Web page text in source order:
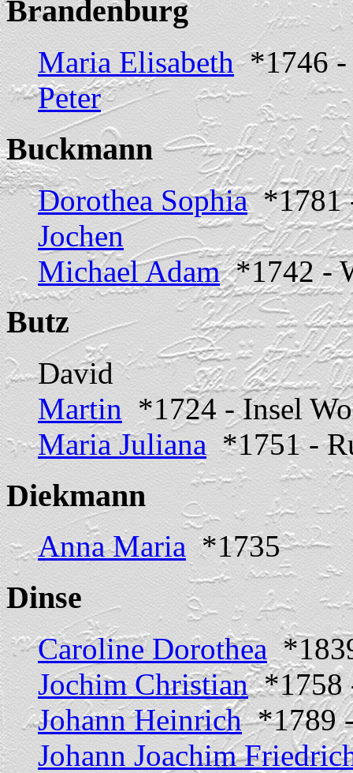
Brandenburg
Maria Elisabeth*1746 -
Peter
Buckmann
Dorothea Sophia*1781
Jochen
Michael Adam*1742 -
Butz
David
Martin*1724 - Insel
Maria Juliana*1751 -
Diekmann
Anna Maria*1735
Dinse
Caroline Dorothea
Jochim Christian*1758
Johann Heinrich*1789 -
Johann Joachim